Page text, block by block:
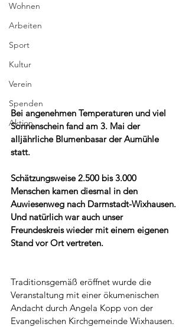
Wohnen
Arbeiten
Sport
Kultur
Verein
Spenden
Aktion
Bei angenehmen Temperaturen und viel
Sonnenschein fand am 3. Mai der
alljährliche Blumenbasar der Aumühle
statt.
Schätzungsweise 2.500 bis 3.000
Menschen kamen diesmal in den
Auwiesenweg nach Darmstadt-Wixhausen.
Und natürlich war auch unser
Freundeskreis wieder mit einem eigenen
Stand vor Ort vertreten.
Traditionsgemäß eröffnet wurde die
Veranstaltung mit einer ökumenischen
Andacht durch Angela Kopp von der
Evangelischen Kirchgemeinde Wixhausen.